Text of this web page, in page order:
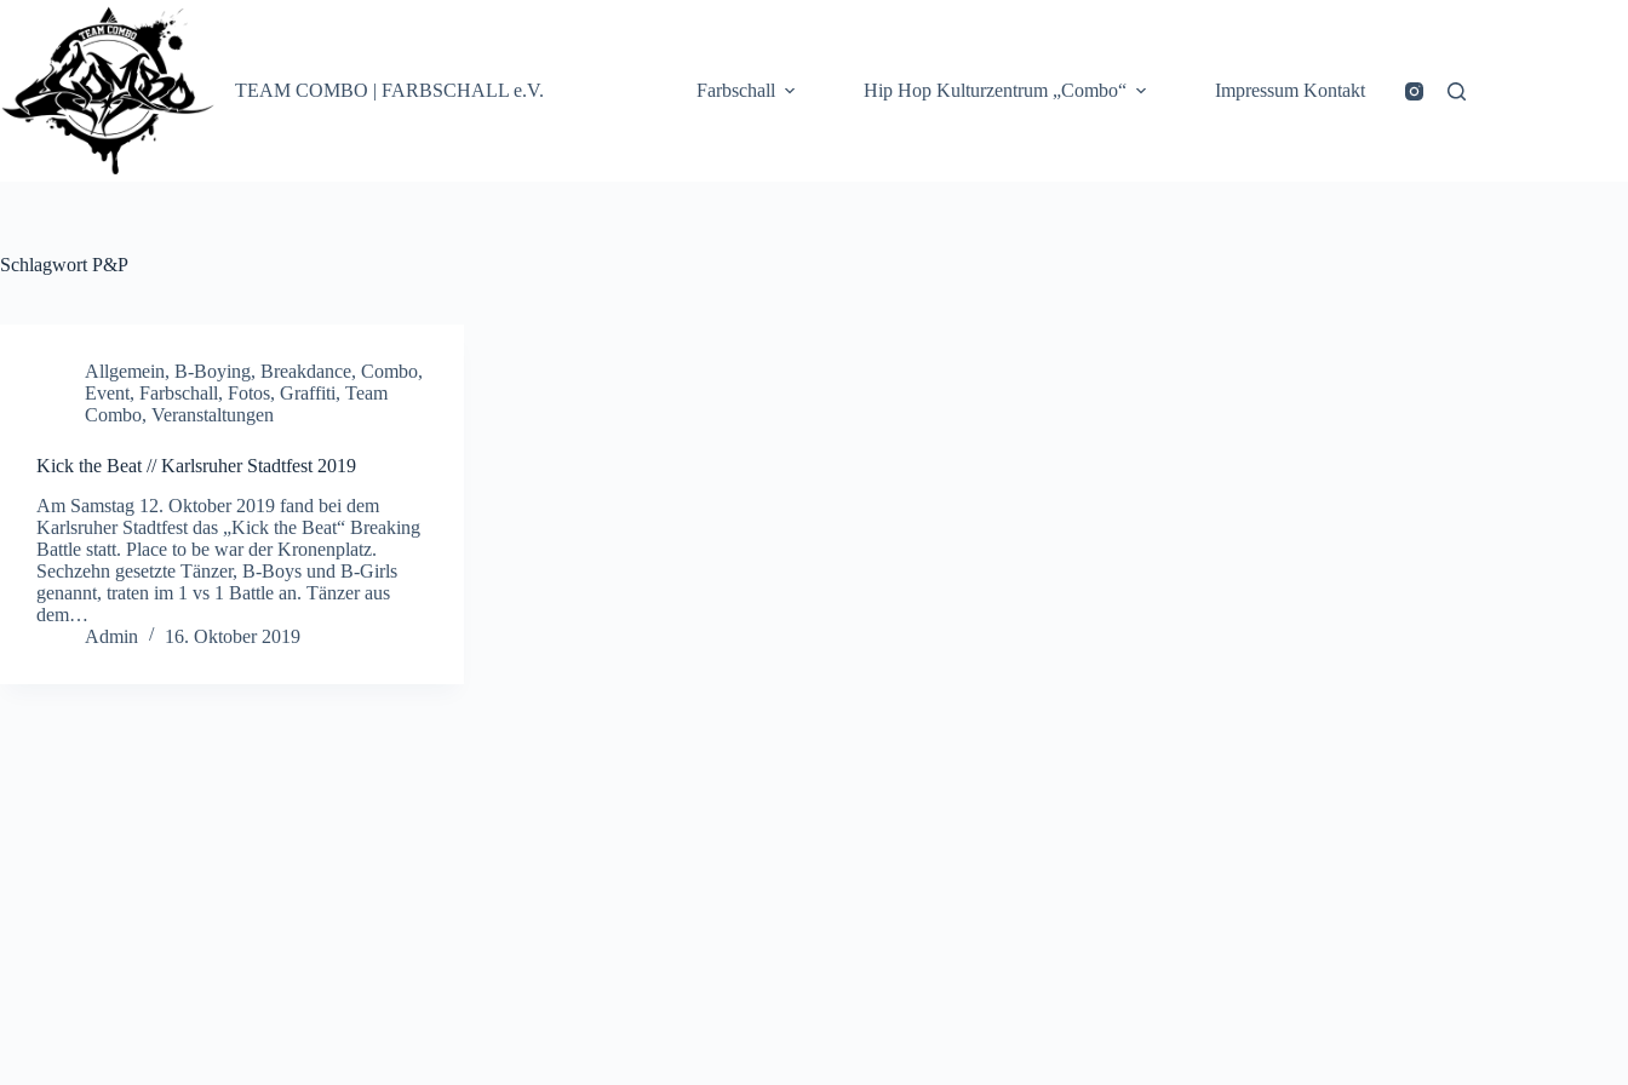
springen
TEAM COMBO | FARBSCHALL e.V.
Farbschall Hip Hop Kulturzentrum „Combo“ Impressum Kontakt
Schlagwort P&P
Allgemein, B-Boying, Breakdance, Combo,
Event, Farbschall, Fotos, Graffiti, Team
Combo, Veranstaltungen
Kick the Beat // Karlsruher Stadtfest 2019
Am Samstag 12. Oktober 2019 fand bei dem
Karlsruher Stadtfest das „Kick the Beat“ Breaking
Battle statt. Place to be war der Kronenplatz.
Sechzehn gesetzte Tänzer, B-Boys und B-Girls
genannt, traten im 1 vs 1 Battle an. Tänzer aus
dem…
Admin
16. Oktober 2019